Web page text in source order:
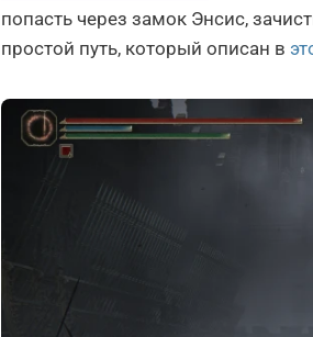
попасть через замок Энсис,
простой путь, который описан в